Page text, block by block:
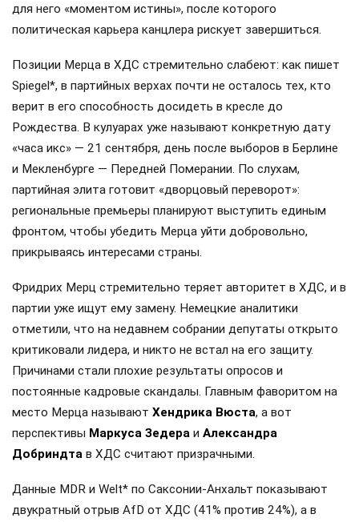
для него «моментом истины», после которого
политическая карьера канцлера рискует завершиться.
Позиции Мерца в ХДС стремительно слабеют: как пишет
Spiegel*, в партийных верхах почти не осталось тех, кто
верит в его способность досидеть в кресле до
Рождества. В кулуарах уже называют конкретную дату
«часа икс» — 21 сентября, день после выборов в Берлине
и Мекленбурге — Передней Померании. По слухам,
партийная элита готовит «дворцовый переворот»:
региональные премьеры планируют выступить единым
фронтом, чтобы убедить Мерца уйти добровольно,
прикрываясь интересами страны.
Фридрих Мерц стремительно теряет авторитет в ХДС, и в
партии уже ищут ему замену. Немецкие аналитики
отметили, что на недавнем собрании депутаты открыто
критиковали лидера, и никто не встал на его защиту.
Причинами стали плохие результаты опросов и
постоянные кадровые скандалы. Главным фаворитом на
место Мерца называют Хендрика Вюста, а вот
перспективы Маркуса Зедера и Александра
Добриндта в ХДС считают призрачными.
Данные MDR и Welt* по Саксонии-Анхальт показывают
двукратный отрыв AfD от ХДС (41% против 24%), а в